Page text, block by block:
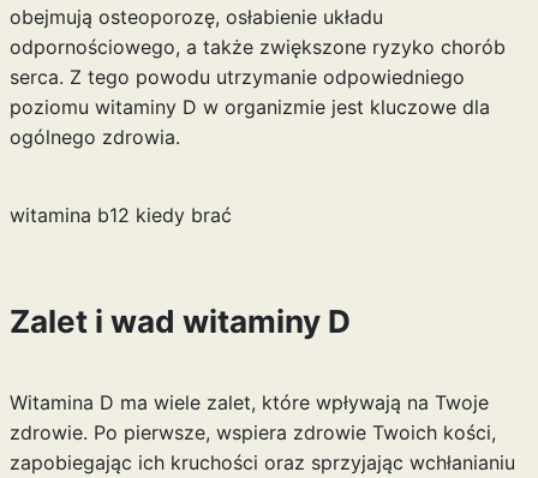
obejmują osteoporozę, osłabienie układu
odpornościowego, a także zwiększone ryzyko chorób
serca. Z tego powodu utrzymanie odpowiedniego
poziomu witaminy D w organizmie jest kluczowe dla
ogólnego zdrowia.
witamina b12 kiedy brać
Zalet i wad witaminy D
Witamina D ma wiele zalet, które wpływają na Twoje
zdrowie. Po pierwsze, wspiera zdrowie Twoich kości,
zapobiegając ich kruchości oraz sprzyjając wchłanianiu